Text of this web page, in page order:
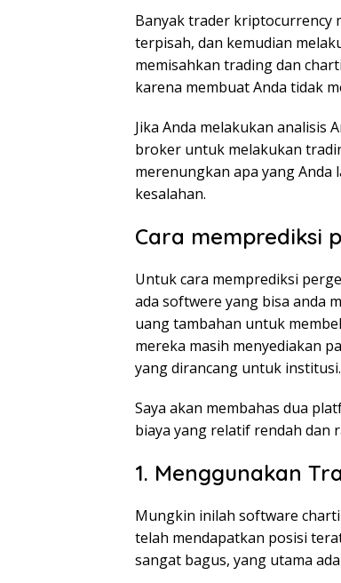
Banyak trader kriptocurrency
terpisah, dan kemudian
memisahkan trading dan
karena membuat Anda tidak
Jika Anda melakukan analisis
broker untuk melakukan
merenungkan apa yang
kesalahan.
Cara memprediksi
Untuk cara memprediksi
ada softwere yang bisa anda
uang tambahan untuk
mereka masih menyediakan
yang dirancang untuk institusi.
Saya akan membahas dua
biaya yang relatif rendah dan
1. Menggunakan
Mungkin inilah software
telah mendapatkan posisi
sangat bagus, yang utama